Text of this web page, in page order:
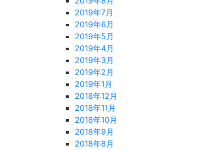
2019年7月
2019年6月
2019年5月
2019年4月
2019年3月
2019年2月
2019年1月
2018年12月
2018年11月
2018年10月
2018年9月
2018年8月